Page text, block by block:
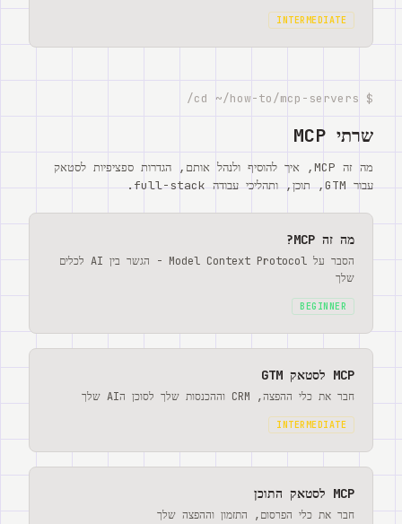
INTERMEDIATE
$ cd ~/how-to/mcp-servers/
שרתי MCP
מה זה MCP, איך להוסיף ולנהל אותם, הגדרות ספציפיות לסטאק
עבור GTM, תוכן, ותהליכי עבודה full-stack.
מה זה MCP?
הסבר על Model Context Protocol - הגשר בין AI לכלים
שלך
BEGINNER
MCP לסטאק GTM
חבר את כלי ההפצה, CRM וההכנסות שלך לסוכן הAI שלך
INTERMEDIATE
MCP לסטאק התוכן
חבר את כלי הפרסום, התזמון וההפצה שלך